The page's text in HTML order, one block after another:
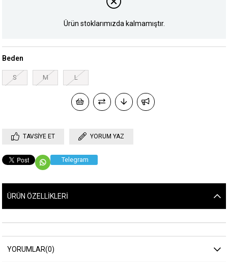
Ürün stoklarımızda kalmamıştır.
Beden
S M L
TAVSIYE ET YORUM YAZ
Telegram
ÜRÜN ÖZELLIKLERI
YORUMLAR(0)